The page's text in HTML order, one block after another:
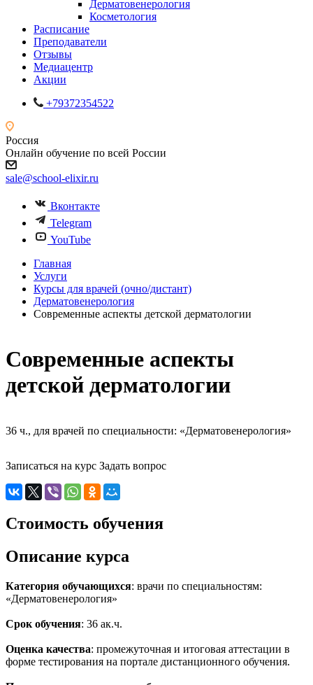
Дерматовенерология
Косметология
Расписание
Преподаватели
Отзывы
Медиацентр
Акции
+79372354522
Россия
Онлайн обучение по всей России
sale@school-elixir.ru
Вконтакте
Telegram
YouTube
Главная
Услуги
Курсы для врачей (очно/дистант)
Дерматовенерология
Современные аспекты детской дерматологии
Современные аспекты
детской дерматологии
36 ч., для врачей по специальности: «Дерматовенерология»
Записаться на курс Задать вопрос
Стоимость обучения
Описание курса
Категория обучающихся: врачи по специальностям:
«Дерматовенерология»
Срок обучения: 36 ак.ч.
Оценка качества: промежуточная и итоговая аттестации в
форме тестирования на портале дистанционного обучения.